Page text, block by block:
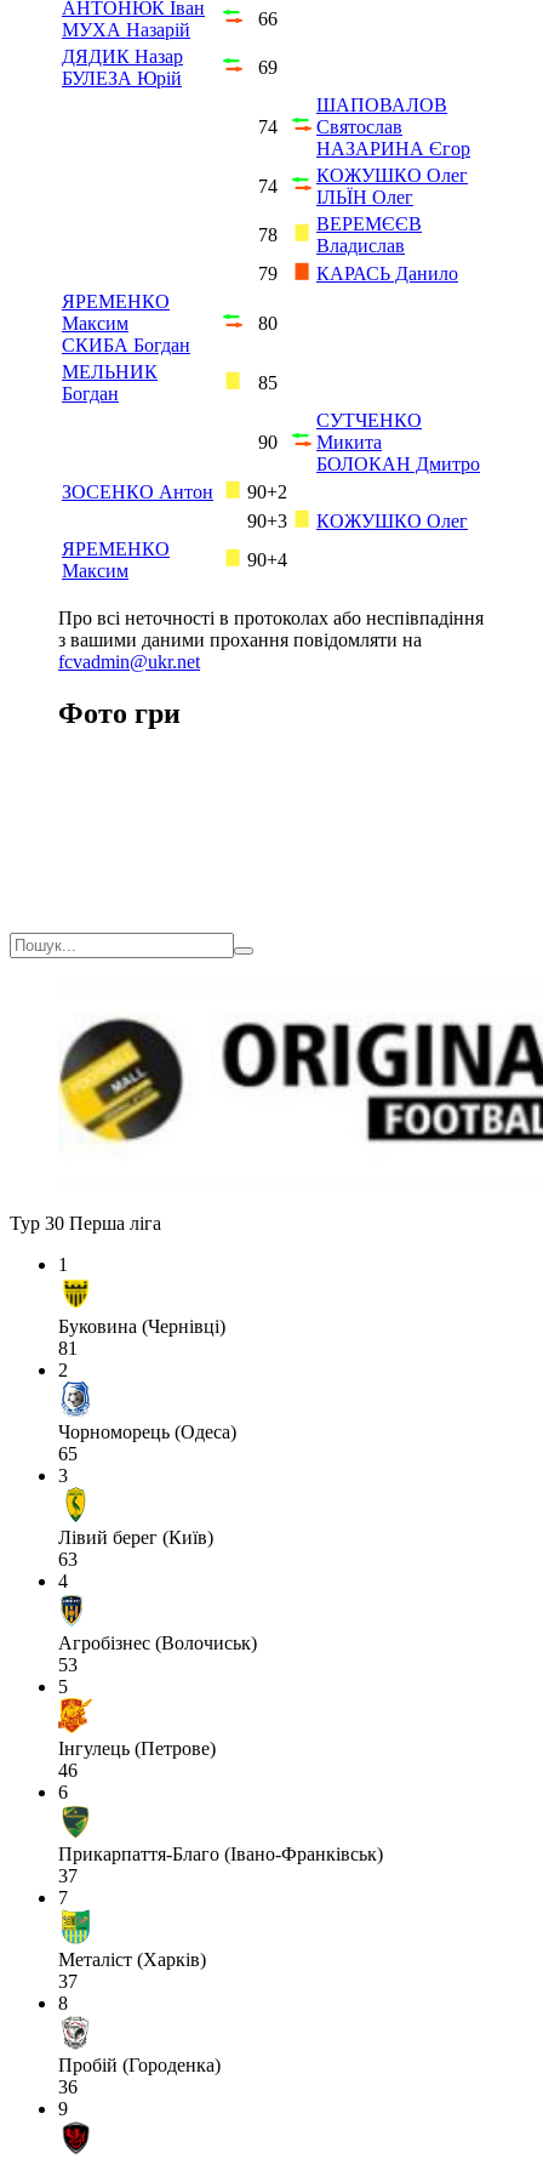
АНТОНЮК Іван
МУХА Назарій
66
ДЯДИК Назар
БУЛЕЗА Юрій
69
74
ШАПОВАЛОВ
Святослав
НАЗАРИНА Єгор
74
КОЖУШКО Олег
ІЛЬЇН Олег
78
ВЕРЕМЄЄВ
Владислав
79
КАРАСЬ Данило
ЯРЕМЕНКО
Максим
СКИБА Богдан
80
МЕЛЬНИК
Богдан
85
90
СУТЧЕНКО
Микита
БОЛОКАН Дмитро
ЗОСЕНКО Антон
90+2
90+3
КОЖУШКО Олег
ЯРЕМЕНКО
Максим
90+4
Про всі неточності в протоколах або неспівпадіння
з вашими даними прохання повідомляти на
fcvadmin@ukr.net
Фото гри
Тур 30 Перша ліга
1
Буковина (Чернівці)
81
2
Чорноморець (Одеса)
65
3
Лівий берег (Київ)
63
4
Агробізнес (Волочиськ)
53
5
Інгулець (Петрове)
46
6
Прикарпаття-Благо (Івано-Франківськ)
37
7
Металіст (Харків)
37
8
Пробій (Городенка)
36
9